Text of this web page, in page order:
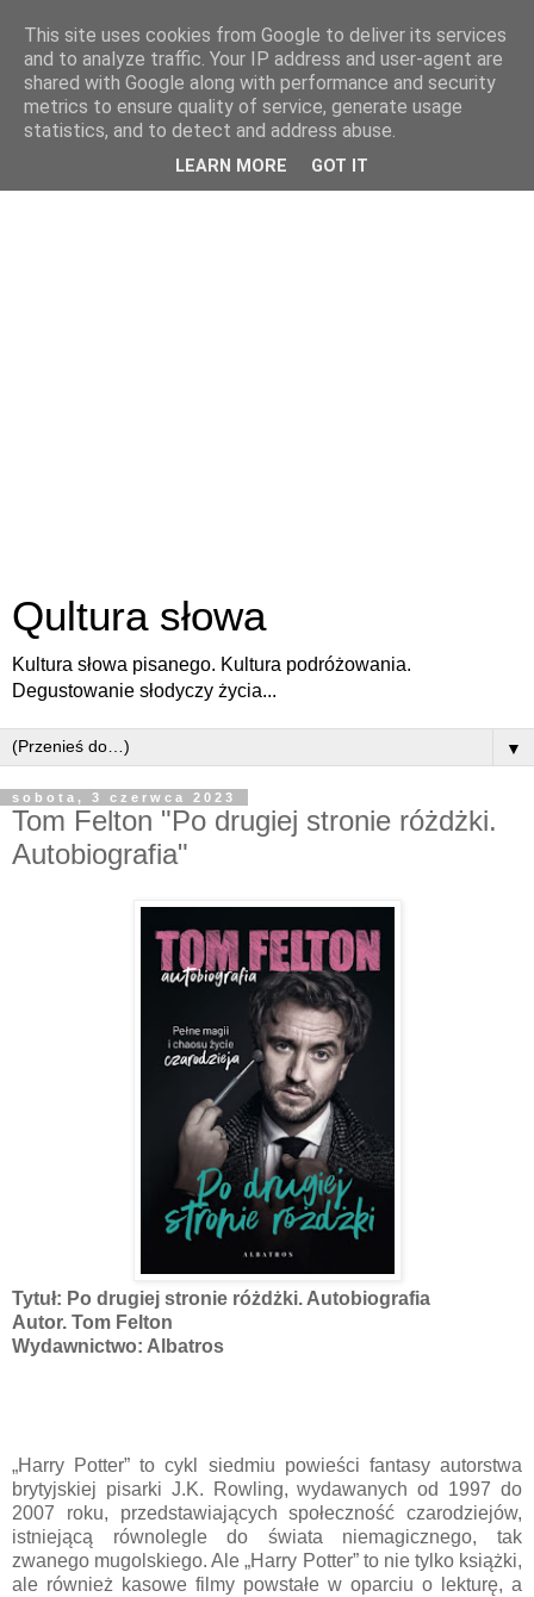
Qultura słowa
Kultura słowa pisanego. Kultura podróżowania.
Degustowanie słodyczy życia...
▼
sobota, 3 czerwca 2023
Tom Felton "Po drugiej stronie różdżki.
Autobiografia"
Tytuł: Po drugiej stronie różdżki. Autobiografia
Autor. Tom Felton
Wydawnictwo: Albatros
„Harry Potter” to cykl siedmiu powieści fantasy autorstwa
brytyjskiej pisarki J.K. Rowling, wydawanych od 1997 do
2007 roku, przedstawiających społeczność czarodziejów,
istniejącą równolegle do świata niemagicznego, tak
zwanego mugolskiego. Ale „Harry Potter” to nie tylko książki,
ale również kasowe filmy powstałe w oparciu o lekturę, a
This site uses cookies from Google to deliver its services
and to analyze traffic. Your IP address and user-agent are
shared with Google along with performance and security
metrics to ensure quality of service, generate usage
statistics, and to detect and address abuse.
LEARN MORE GOT IT